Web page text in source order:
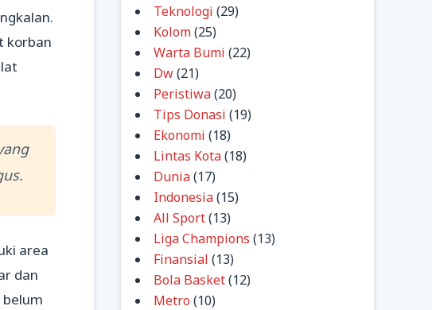
korban
area
dan
Teknologi (29)
Kolom(25)
Warta Bumi (22)
Dw(21)
Peristiwa(20)
Tips Donasi (19)
Ekonomi (18)
Lintas Kota(18)
Dunia(17)
Indonesia(15)
All Sport(13)
Liga Champions (13)
Finansial (13)
Bola Basket(12)
Metro (10)